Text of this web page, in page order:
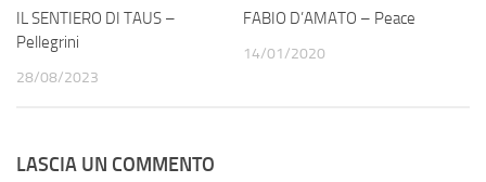
IL SENTIERO DI TAUS –
Pellegrini
28/08/2023
FABIO D’AMATO – Peace
14/01/2020
LASCIA UN COMMENTO